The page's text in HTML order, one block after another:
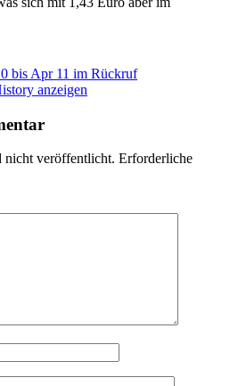
bis Apr 11 im Rückruf
anzeigen
veröffentlicht. Erforderliche